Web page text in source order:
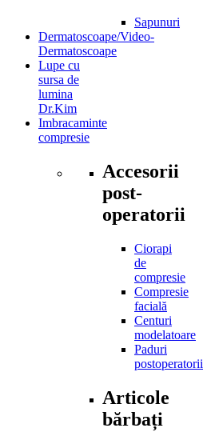
Sapunuri
Dermatoscoape/Video-
Dermatoscoape
Lupe cu
sursa de
lumina
Dr.Kim
Imbracaminte
compresie
Accesorii
post-
operatorii
Ciorapi
de
compresie
Compresie
facială
Centuri
modelatoare
Paduri
postoperatorii
Articole
bărbați